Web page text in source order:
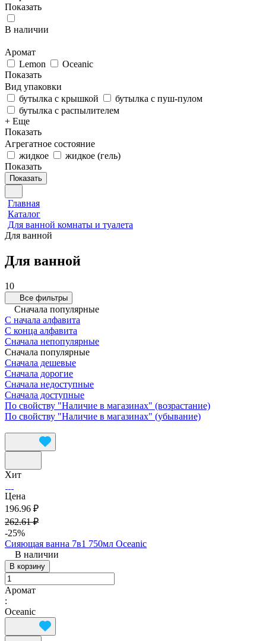
Показать
В наличии
Аромат
Lemon
Oceanic
Показать
Вид упаковки
бутылка с крышкой
бутылка с пуш-пулом
бутылка с распылителем
+ Еще
Показать
Агрегатное состояние
жидкое
жидкое (гель)
Показать
Показать
Главная
Каталог
Для ванной комнаты и туалета
Для ванной
Для ванной
10
Все фильтры
Сначала популярные
С начала алфавита
С конца алфавита
Сначала непопулярные
Сначала популярные
Сначала дешевые
Сначала дорогие
Сначала недоступные
Сначала доступные
По свойству "Наличие в магазинах" (возрастание)
По свойству "Наличие в магазинах" (убывание)
Хит
Цена
196.96 ₽
262.61 ₽
-25%
Сияющая ванна 7в1 750мл Oceanic
В наличии
В корзину
Аромат
:
Oceanic